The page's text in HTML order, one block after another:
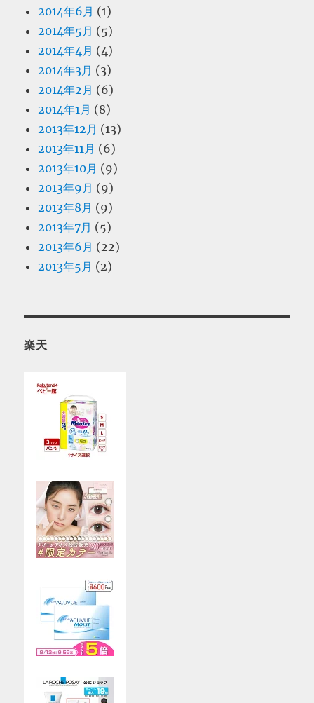
2014年6月 (1)
2014年5月 (5)
2014年4月 (4)
2014年3月 (3)
2014年2月 (6)
2014年1月 (8)
2013年12月 (13)
2013年11月 (6)
2013年10月 (9)
2013年9月 (9)
2013年8月 (9)
2013年7月 (5)
2013年6月 (22)
2013年5月 (2)
楽天